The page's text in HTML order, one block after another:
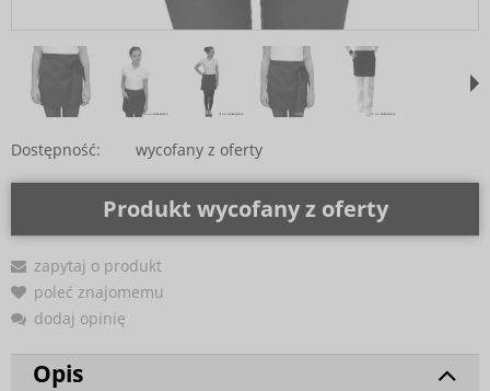
Dostępność: wycofany z oferty
Produkt wycofany z oferty
zapytaj o produkt
poleć znajomemu
dodaj opinię
Opis